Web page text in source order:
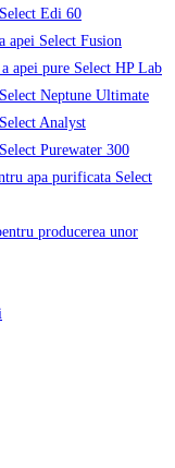
Edi 60
apei Select Fusion
apei pure Select HP Lab
Neptune Ultimate
Analyst
Purewater 300
apa purificata Select
producerea unor